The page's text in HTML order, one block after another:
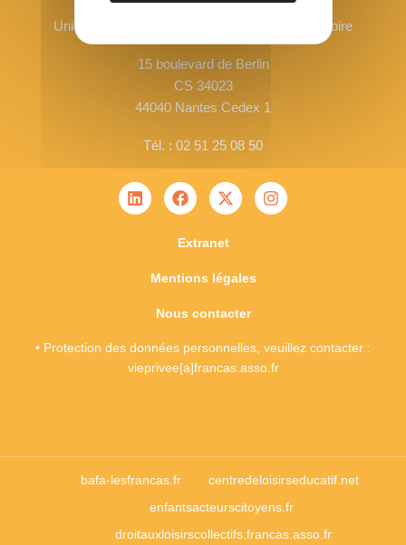
Union Régionale Les Francas des Pays de la Loire
15 boulevard de Berlin
CS 34023
44040 Nantes Cedex 1
Tél. : 02 51 25 08 50
Extranet
Mentions légales
Nous contacter
• Protection des données personnelles, veuillez contacter :
vieprivee[a]francas.asso.fr
bafa-lesfrancas.fr
centredeloisirseducatif.net
enfantsacteurscitoyens.fr
droitauxloisirscollectifs.francas.asso.fr